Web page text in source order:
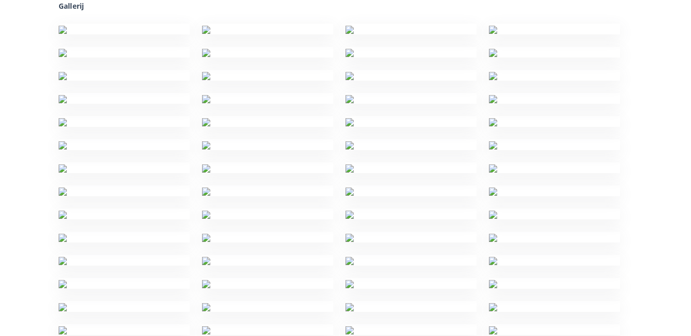
Gallerij